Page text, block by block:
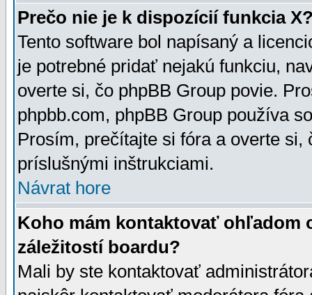
Prečo nie je k dispozícií funkcia
Tento software bol napísaný a
je potrebné pridať nejakú funkciu,
overte si, čo phpBB Group povie.
phpbb.com, phpBB Group používa
Prosím, prečítajte si fóra a overte
príslušnými inštrukciami.
Návrat hore
Koho mám kontaktovať ohľadom
záležitostí boardu?
Mali by ste kontaktovať